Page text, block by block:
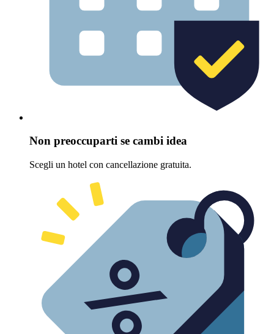
Non preoccuparti se cambi idea
Scegli un hotel con cancellazione gratuita.